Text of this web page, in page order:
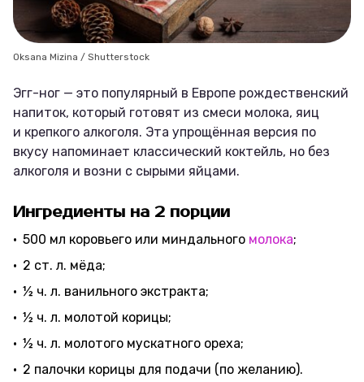
Oksana Mizina / Shutterstock
Эгг-ног — это популярный в Европе рождественский
напиток, который готовят из смеси молока, яиц
и крепкого алкоголя. Эта упрощённая версия по
вкусу напоминает классический коктейль, но без
алкоголя и возни с сырыми яйцами.
Ингредиенты на 2 порции
500 мл коровьего или миндального молока;
2 ст. л. мёда;
½ ч. л. ванильного экстракта;
½ ч. л. молотой корицы;
½ ч. л. молотого мускатного ореха;
2 палочки корицы для подачи (по желанию).